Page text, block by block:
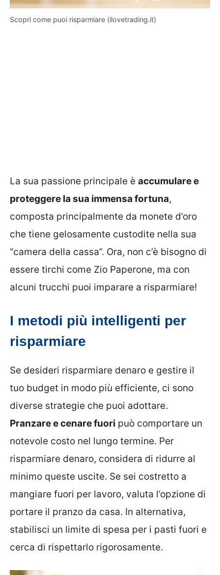
Scopri come puoi risparmiare (ilovetrading.it)
La sua passione principale è accumulare e
proteggere la sua immensa fortuna,
composta principalmente da monete d’oro
che tiene gelosamente custodite nella sua
“camera della cassa”. Ora, non c’è bisogno di
essere tirchi come Zio Paperone, ma con
alcuni trucchi puoi imparare a risparmiare!
I metodi più intelligenti per
risparmiare
Se desideri risparmiare denaro e gestire il
tuo budget in modo più efficiente, ci sono
diverse strategie che puoi adottare.
Pranzare e cenare fuori può comportare un
notevole costo nel lungo termine. Per
risparmiare denaro, considera di ridurre al
minimo queste uscite. Se sei costretto a
mangiare fuori per lavoro, valuta l’opzione di
portare il pranzo da casa. In alternativa,
stabilisci un limite di spesa per i pasti fuori e
cerca di rispettarlo rigorosamente.